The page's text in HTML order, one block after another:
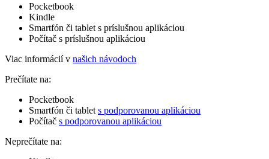
Pocketbook
Kindle
Smartfón či tablet s príslušnou aplikáciou
Počítač s príslušnou aplikáciou
Viac informácií v našich návodoch
Prečítate na:
Pocketbook
Smartfón či tablet s podporovanou aplikáciou
Počítač s podporovanou aplikáciou
Neprečítate na: